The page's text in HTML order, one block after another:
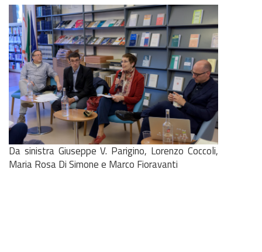
Da sinistra Giuseppe V. Parigino, Lorenzo Coccoli,
Maria Rosa Di Simone e Marco Fioravanti